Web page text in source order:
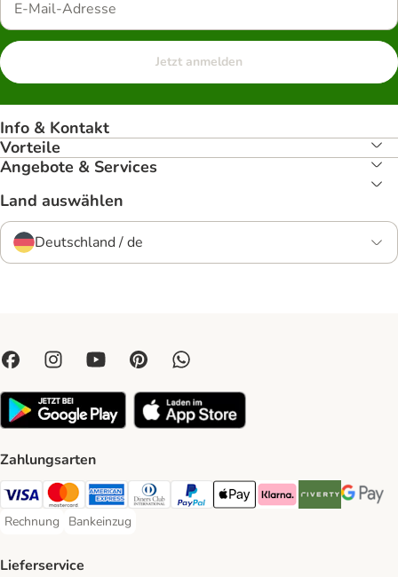
Jetzt anmelden
Info & Kontakt
Vorteile
Angebote & Services
Land auswählen
Deutschland / de
Zahlungsarten
Visa Payment Method
Mastercard Payment Method
American Express Payment Method
Diners Club Payment Method
PayPal Payment Method
Apple Pay Payment Method
Klarna Payment Method
Riverty Payment
Google
Rechnung
Rechnung Payment Method
Bankeinzug
Bankeinzug Payment Method
Lieferservice